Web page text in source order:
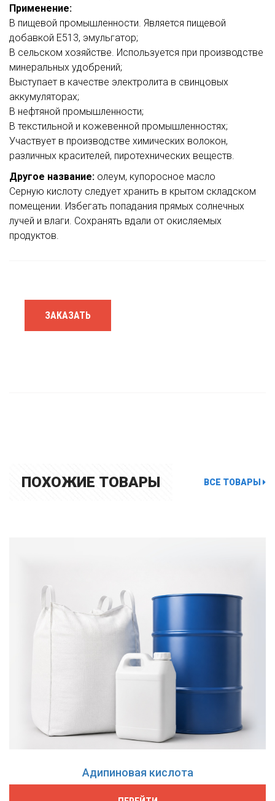
Применение:
В пищевой промышленности. Является пищевой
добавкой E513, эмульгатор;
В сельском хозяйстве. Используется при производстве
минеральных удобрений;
Выступает в качестве электролита в свинцовых
аккумуляторах;
В нефтяной промышленности;
В текстильной и кожевенной промышленностях;
Участвует в производстве химических волокон,
различных красителей, пиротехнических веществ.
Другое название: олеум, купоросное масло
Серную кислоту следует хранить в крытом складском
помещении. Избегать попадания прямых солнечных
лучей и влаги. Сохранять вдали от окисляемых
продуктов.
ЗАКАЗАТЬ
ПОХОЖИЕ ТОВАРЫ ВСЕ ТОВАРЫ
Адипиновая кислота